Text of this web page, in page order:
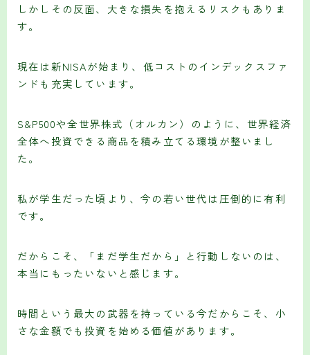
しかしその反面、大きな損失を抱えるリスクもありま
す。
現在は新NISAが始まり、低コストのインデックスファ
ンドも充実しています。
S&P500や全世界株式（オルカン）のように、世界経済
全体へ投資できる商品を積み立てる環境が整いまし
た。
私が学生だった頃より、今の若い世代は圧倒的に有利
です。
だからこそ、「まだ学生だから」と行動しないのは、
本当にもったいないと感じます。
時間という最大の武器を持っている今だからこそ、小
さな金額でも投資を始める価値があります。